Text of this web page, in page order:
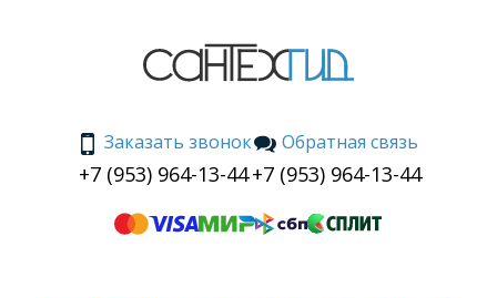
Заказать звонок
+7 (953) 964-13-44
Обратная связь
+7 (953) 964-13-44